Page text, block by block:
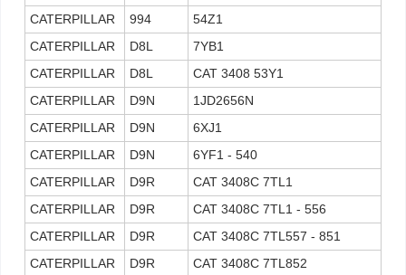
CATERPILLAR
994
54Z1
CATERPILLAR
D8L
7YB1
CATERPILLAR
D8L
CAT 3408 53Y1
CATERPILLAR
D9N
1JD2656N
CATERPILLAR
D9N
6XJ1
CATERPILLAR
D9N
6YF1 - 540
CATERPILLAR
D9R
CAT 3408C 7TL1
CATERPILLAR
D9R
CAT 3408C 7TL1 - 556
CATERPILLAR
D9R
CAT 3408C 7TL557 - 851
CATERPILLAR
D9R
CAT 3408C 7TL852